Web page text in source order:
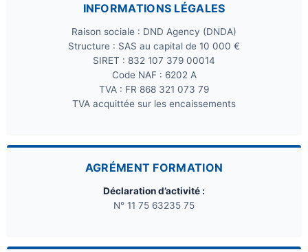
INFORMATIONS LÉGALES
Raison sociale : DND Agency (DNDA)
Structure : SAS au capital de 10 000 €
SIRET : 832 107 379 00014
Code NAF : 6202 A
TVA : FR 868 321 073 79
TVA acquittée sur les encaissements
AGRÉMENT FORMATION
Déclaration d’activité :
N° 11 75 63235 75